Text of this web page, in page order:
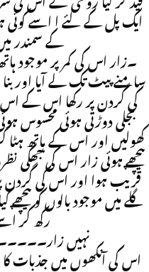
ایک پل کے لئے ا اسے کوئی
کے سمندر
۔زار اس کی کمر پر
سامنے پیٹ تک لے آیا اور
کی گردن پر رکھا اس کے
بجلی دوڑتی ہوئی محسوس
کھولیں اور اس کے ہاتھ ہٹا
پیچھے ہوئی زار اس کی جھکی
قریب ہوا اور اس کی گردن
گلے میں موجود بالوں کو
رکھ کر اسے
نہیں
اس کی آنکھوں میں جذبات کا